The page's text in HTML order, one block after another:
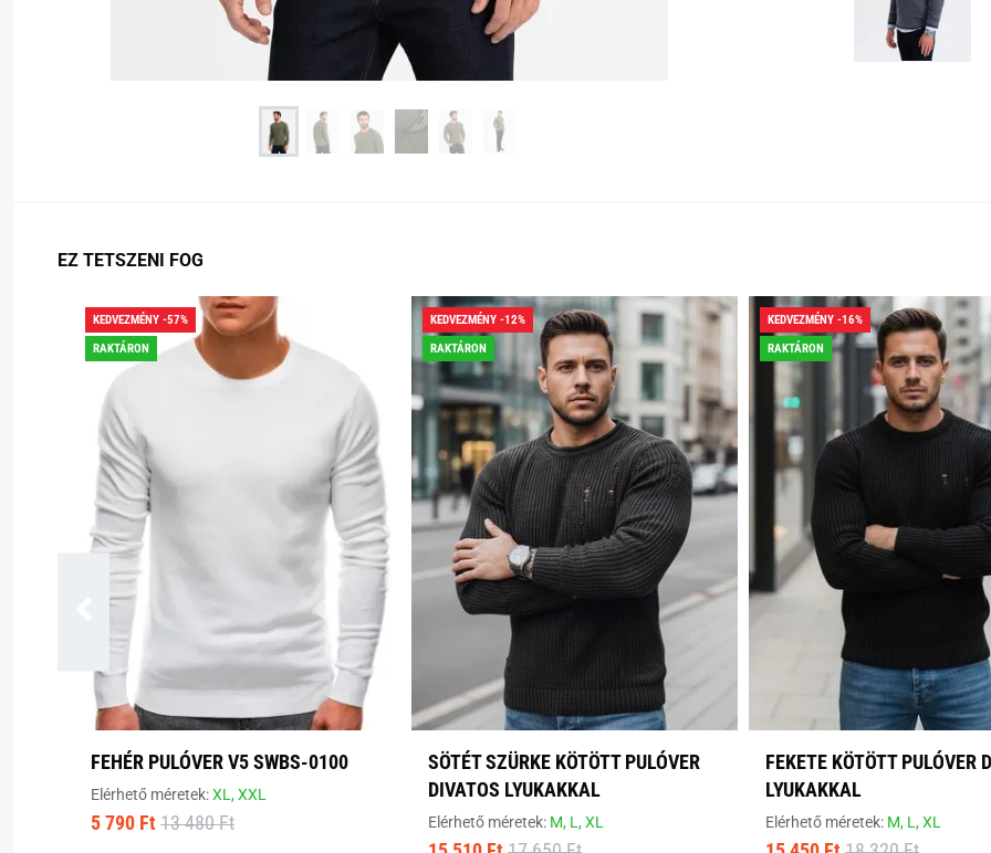
EZ TETSZENI FOG
KEDVEZMÉNY -57%
RAKTÁRON
FEHÉR PULÓVER V5 SWBS-0100
Elérhető méretek:XL,XXL
5 790 Ft 13 480 Ft
KEDVEZMÉNY -12%
RAKTÁRON
SÖTÉT SZÜRKE KÖTÖTT PULÓVER
DIVATOS LYUKAKKAL
Elérhető méretek: M, L,XL
KEDVEZMÉNY -16%
RAKTÁRON
FEKETE KÖTÖTT PULÓVER
LYUKAKKAL
Elérhető méretek: M, L,XL